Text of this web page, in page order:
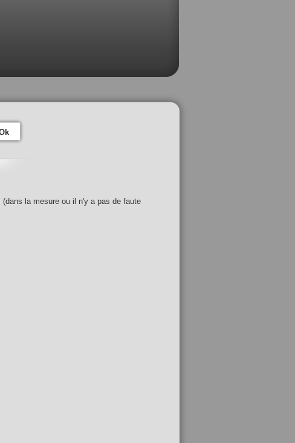
la mesure ou il n'y a pas de faute